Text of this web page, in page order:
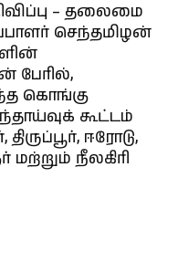
– தலைமை
செந்தமிழன்
பேரில்,
கொங்கு
கூட்டம்
ஈரோடு,
மற்றும் நீலகிரி